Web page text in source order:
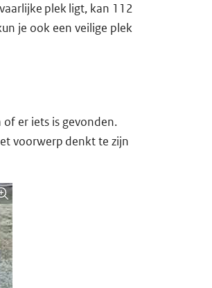
plek ligt, kan 112
je ook een veilige plek
er iets is gevonden.
voorwerp denkt te zijn